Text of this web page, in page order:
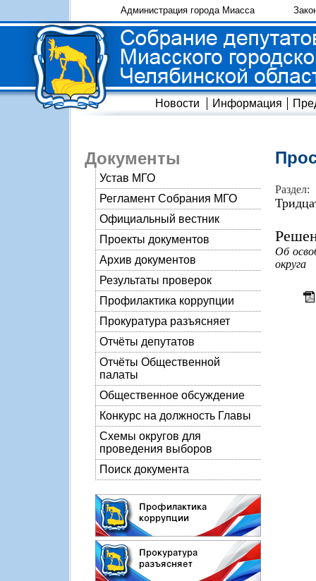
Администрация города Миасса
Новости Информация
Документы
Устав МГО
Регламент Собрания МГО
Официальный вестник
Проекты документов
Архив документов
Результаты проверок
Профилактика коррупции
Прокуратура разъясняет
Отчёты депутатов
Отчёты Общественной
палаты
Общественное обсуждение
Конкурс на должность Главы
Схемы округов для
проведения выборов
Поиск документа
Раздел:
Об
округа